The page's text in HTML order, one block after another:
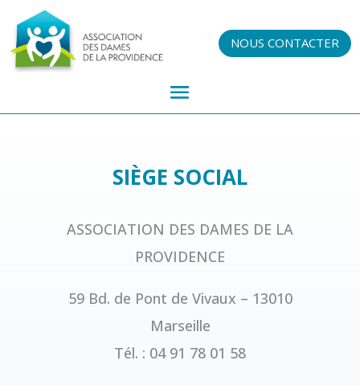
NOUS CONTACTER
SIÈGE SOCIAL
ASSOCIATION DES DAMES DE LA
PROVIDENCE
59 Bd. de Pont de Vivaux – 13010
Marseille
Tél. : 04 91 78 01 58